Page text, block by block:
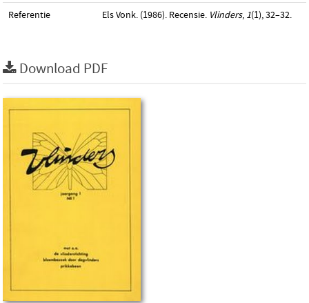
Referentie Els Vonk. (1986). Recensie. Vlinders, 1(1), 32–32.
Download PDF